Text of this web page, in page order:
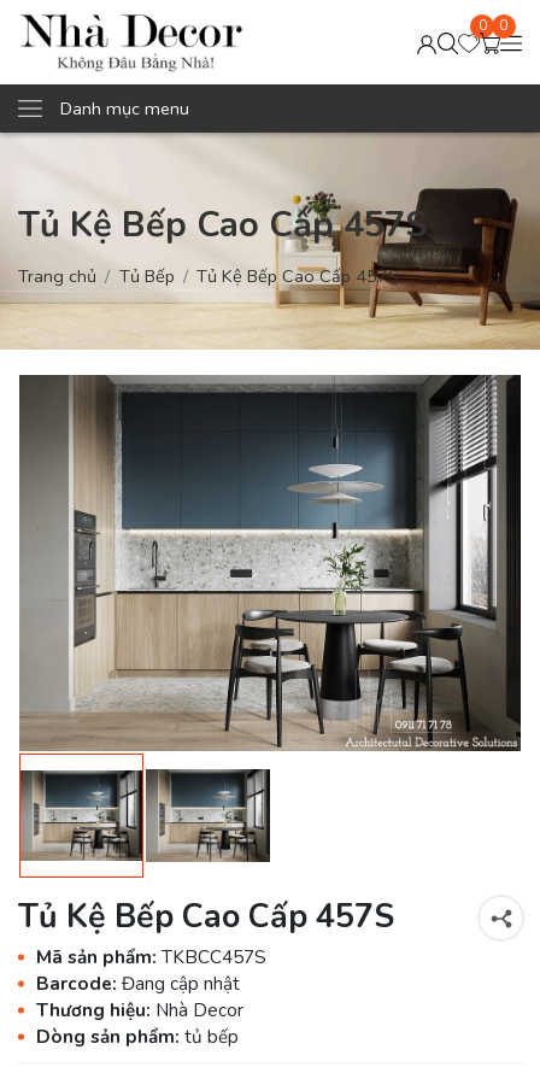
0 0
Danh mục menu
Tủ Kệ Bếp Cao Cấp 457S
Trang chủ Tủ Bếp Tủ Kệ Bếp Cao Cấp 457S
Tủ Kệ Bếp Cao Cấp 457S
Mã sản phẩm:TKBCC457S
Barcode: Đang cập nhật
Thương hiệu: Nhà Decor
Dòng sản phẩm: tủ bếp